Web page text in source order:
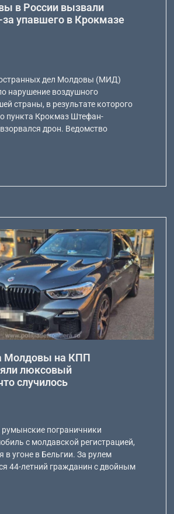
в России вызвали
упавшего в Крокмазе
дел Молдовы (МИД)
нарушение воздушного
страны, в результате которого
пункта Крокмаз Штефан-
дрон. Ведомство
Молдовы на КПП
люксовый
случилось
пограничники
с молдавской регистрацией,
в угоне в Бельгии. За рулем
44-летний гражданин с двойным